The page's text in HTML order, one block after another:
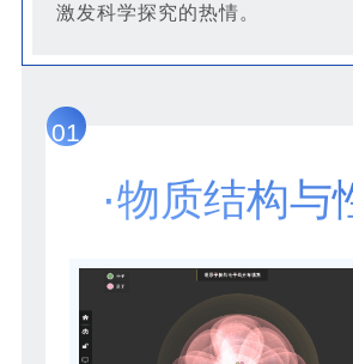
激发科学探究的热情。
01
·物质结构与